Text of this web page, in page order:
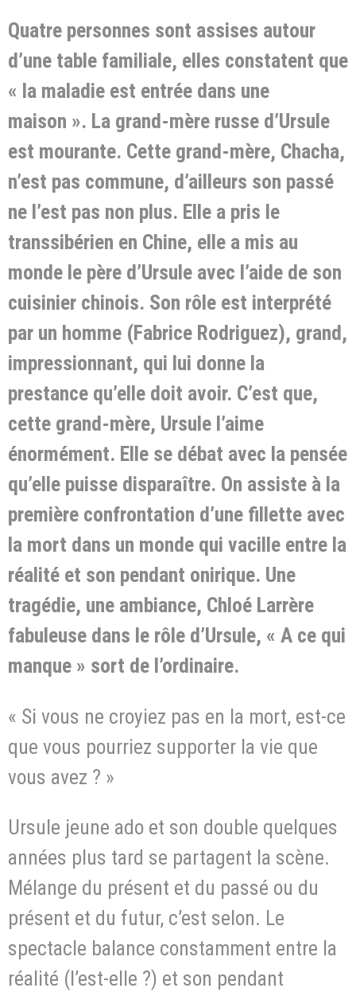
Quatre personnes sont assises autour
d’une table familiale, elles constatent que
« la maladie est entrée dans une
maison ». La grand-mère russe d’Ursule
est mourante. Cette grand-mère, Chacha,
n’est pas commune, d’ailleurs son passé
ne l’est pas non plus. Elle a pris le
transsibérien en Chine, elle a mis au
monde le père d’Ursule avec l’aide de son
cuisinier chinois. Son rôle est interprété
par un homme (Fabrice Rodriguez), grand,
impressionnant, qui lui donne la
prestance qu’elle doit avoir. C’est que,
cette grand-mère, Ursule l’aime
énormément. Elle se débat avec la pensée
qu’elle puisse disparaître. On assiste à la
première confrontation d’une fillette avec
la mort dans un monde qui vacille entre la
réalité et son pendant onirique. Une
tragédie, une ambiance, Chloé Larrère
fabuleuse dans le rôle d’Ursule, « A ce qui
manque » sort de l’ordinaire.
« Si vous ne croyiez pas en la mort, est-ce
que vous pourriez supporter la vie que
vous avez ? »
Ursule jeune ado et son double quelques
années plus tard se partagent la scène.
Mélange du présent et du passé ou du
présent et du futur, c’est selon. Le
spectacle balance constamment entre la
réalité (l’est-elle ?) et son pendant